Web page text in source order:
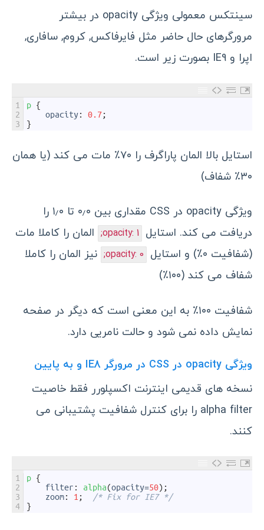
سینتکس معمولی ویژگی opacity در بیشتر
مرورگرهای حال حاضر مثل فایرفاکس, کروم, سافاری,
اپرا و IE9 بصورت زیر است.
1
2
3
p {
opacity: 0.7;
}
استایل بالا المان پاراگرف را ۷۰٪ مات می کند (یا همان
۳۰٪ شفاف)
ویژگی opacity در CSS
مقداری بین ۰٫۰ تا ۱٫۰ را
دریافت می کند. استایل opacity: 1;
المان را کاملا مات
(شفافیت ۰٪) و استایل
opacity: 0;
نیز المان را کاملا
شفاف می کند (۱۰۰٪)
شفافیت ۱۰۰٪ به این معنی است که دیگر در صفحه
نمایش داده نمی شود و حالت نامریی دارد.
ویژگی opacity در CSS در مرورگر IE8 و به پایین
نسخه های قدیمی اینترنت اکسپلورر فقط خاصیت
alpha filter را برای کنترل شفافیت پشتیبانی می
کنند.
1
2
3
4
p {
filter : alpha(opacity=50) ;
zoom: 1 ;
/* Fix for IE7 */
}